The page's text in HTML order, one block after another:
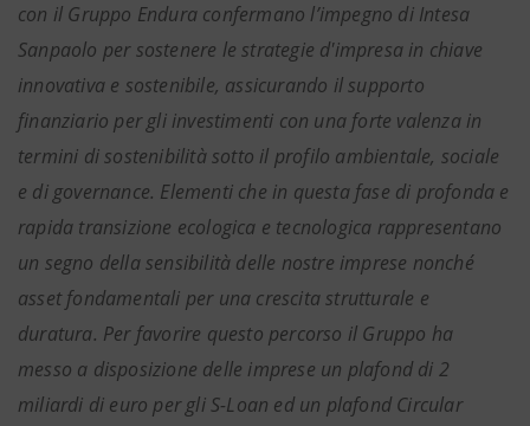
con il Gruppo Endura confermano l’impegno di Intesa
Sanpaolo per sostenere le strategie d'impresa in chiave
innovativa e sostenibile, assicurando il supporto
finanziario per gli investimenti con una forte valenza in
termini di sostenibilità sotto il profilo ambientale, sociale
e di governance. Elementi che in questa fase di profonda e
rapida transizione ecologica e tecnologica rappresentano
un segno della sensibilità delle nostre imprese nonché
asset fondamentali per una crescita strutturale e
duratura. Per favorire questo percorso il Gruppo ha
messo a disposizione delle imprese un plafond di 2
miliardi di euro per gli S-Loan ed un plafond Circular